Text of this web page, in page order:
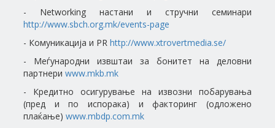
- Networking настани и стручни семинари
http://www.sbch.org.mk/events-page
- Комуникација и PR http://www.xtrovertmedia.se/
- Меѓународни извштаи за бонитет на деловни
партнери www.mkb.mk
- Кредитно осигурување на извозни побарувања
(пред и по испорака) и факторинг (одложено
плаќање) www.mbdp.com.mk